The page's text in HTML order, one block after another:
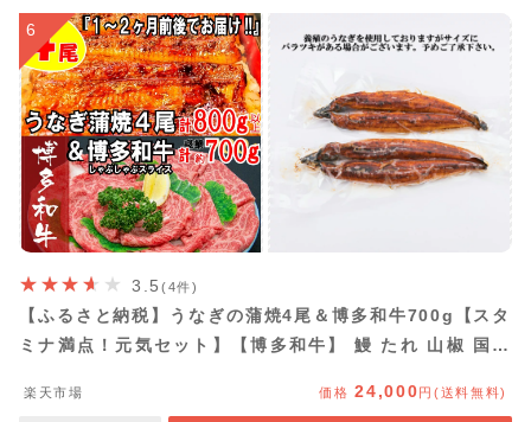
6
3.5(4件)
【ふるさと納税】うなぎの蒲焼4尾＆博多和牛700g【スタ
ミナ満点！元気セット】【博多和牛】 鰻 たれ 山椒 国産
楽天市場 価格24,000円(送料無料)